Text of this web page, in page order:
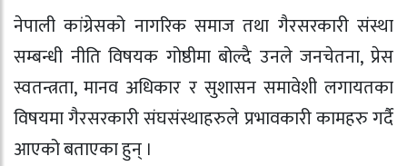
नेपाली कांग्रेसको नागरिक समाज तथा गैरसरकारी संस्था
सम्बन्धी नीति विषयक गोष्ठीमा बोल्दै उनले जनचेतना, प्रेस
स्वतन्त्रता, मानव अधिकार र सुशासन समावेशी लगायतका
विषयमा गैरसरकारी संघसंस्थाहरुले प्रभावकारी कामहरु गर्दै
आएको बताएका हुन् ।